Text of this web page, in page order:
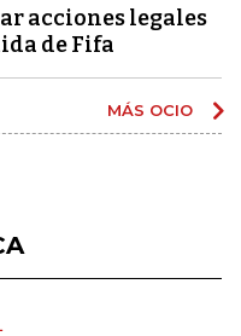
acciones legales
de Fifa
MÁS OCIO